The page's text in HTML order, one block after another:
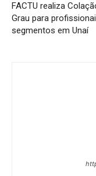
FACTU realiza
Grau para
segmentos em Unaí